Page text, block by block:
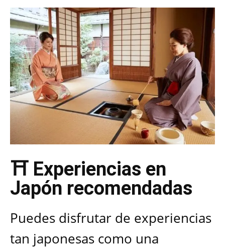
⛩️ Experiencias en
Japón recomendadas
Puedes disfrutar de experiencias
tan japonesas como una